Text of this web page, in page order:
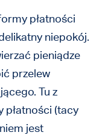
płatności
niepokój.
pieniądze
przelew
Tu z
(tacy
jest